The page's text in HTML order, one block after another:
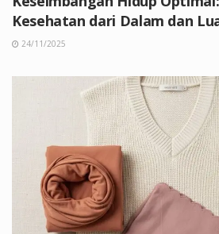
Kesehatan dari Dalam dan
24/11/2025